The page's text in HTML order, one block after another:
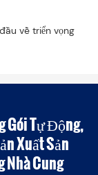
về triển vọng
Gói Tự Động,
Xuất Sản
Nhà Cung